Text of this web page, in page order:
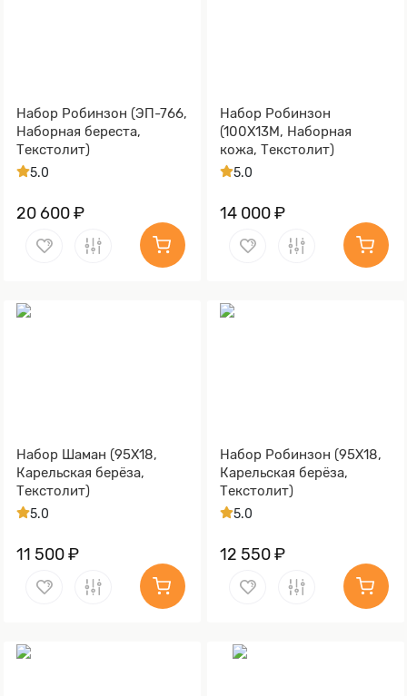
Набор Робинзон (ЭП-766,
Наборная береста,
Текстолит)
5.0
20 600 ₽
Набор Робинзон
(100Х13М, Наборная
кожа, Текстолит)
5.0
14 000 ₽
Набор Шаман (95Х18,
Карельская берёза,
Текстолит)
5.0
11 500 ₽
Набор Робинзон (95Х18,
Карельская берёза,
Текстолит)
5.0
12 550 ₽